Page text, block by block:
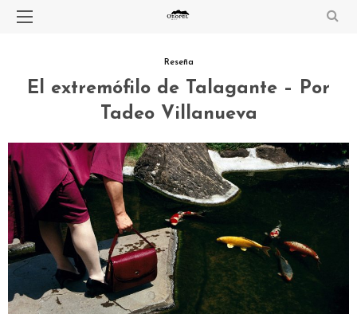
Reseña
El extremófilo de Talagante – Por
Tadeo Villanueva